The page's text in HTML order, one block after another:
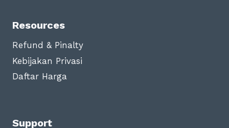
Resources
Refund & Pinalty
Kebijakan Privasi
Daftar Harga
Support